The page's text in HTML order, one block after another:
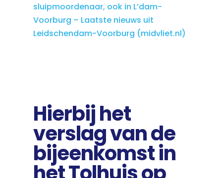
sluipmoordenaar, ook in L’dam-
Voorburg – Laatste nieuws uit
Leidschendam-Voorburg (midvliet.nl)
Hierbij het
verslag van de
bijeenkomst in